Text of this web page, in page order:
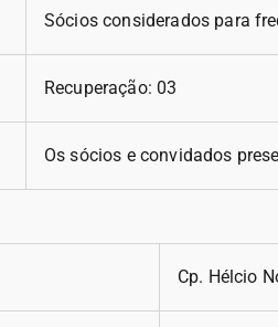
Sócios considerados para
Recuperação: 03
Os sócios e convidados
Cp. Hélcio